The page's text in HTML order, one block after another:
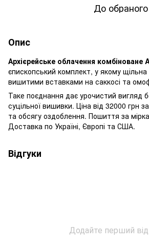
До обраного
Опис
Архієрейське облачення комбіноване
єпископський комплект, у якому
вишитими вставками на саккосі та
Таке поєднання дає урочистий вигляд
суцільної вишивки. Ціна від 32000 грн
та обсягу оздоблення. Пошиття за
Доставка по Україні, Європі та США.
Відгуки
Додайте перший